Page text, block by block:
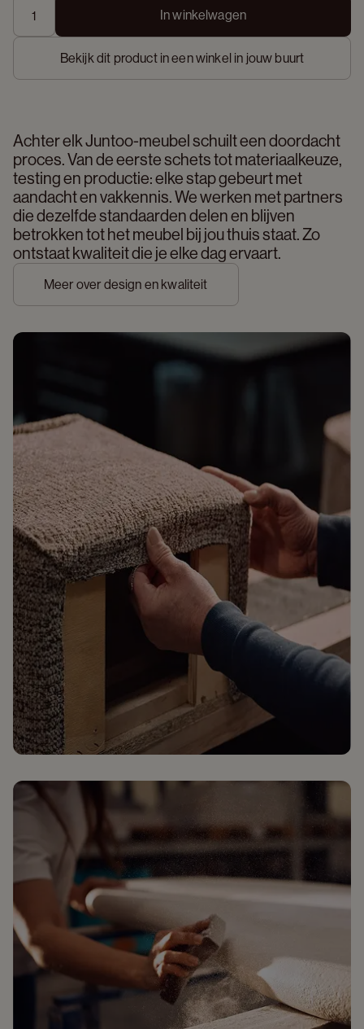
In winkelwagen
Bekijk dit product in een winkel in jouw buurt
Achter elk Juntoo-meubel schuilt een doordacht
proces. Van de eerste schets tot materiaalkeuze,
testing en productie: elke stap gebeurt met
aandacht en vakkennis. We werken met partners
die dezelfde standaarden delen en blijven
betrokken tot het meubel bij jou thuis staat. Zo
ontstaat kwaliteit die je elke dag ervaart.
Meer over design en kwaliteit